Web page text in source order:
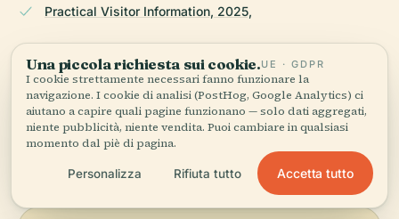
Practical Visitor Information, 2025,
Wikipedia — Centro belga del fumetto
ULTIMA REVISIONE: APRIL 2026
Ricercato da Wikidata, Wikipedia e fonti ufficiali · verificato ·
Come creiamo le nostre guide →
Una piccola richiesta sui cookie.UE · GDPR
I cookie strettamente necessari fanno funzionare la
navigazione. I cookie di analisi (PostHog, Google Analytics) ci
aiutano a capire quali pagine funzionano — solo dati aggregati,
niente pubblicità, niente vendita. Puoi cambiare in qualsiasi
momento dal piè di pagina.
Personalizza Rifiuta tutto Accetta tutto